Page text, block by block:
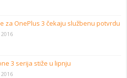
za OnePlus 3 čekaju službenu potvrdu
3 serija stiže u lipnju